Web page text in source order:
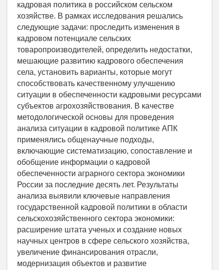
кадровая политика в российском сельском
хозяйстве. В рамках исследования решались
следующие задачи: проследить изменения в
кадровом потенциале сельских
товаропроизводителей, определить недостатки,
мешающие развитию кадрового обеспечения
села, установить варианты, которые могут
способствовать качественному улучшению
ситуации в обеспеченности кадровыми ресурсами
субъектов агрохозяйствования. В качестве
методологической основы для проведения
анализа ситуации в кадровой политике АПК
применялись общенаучные подходы,
включающие систематизацию, сопоставление и
обобщение информации о кадровой
обеспеченности аграрного сектора экономики
России за последние десять лет. Результаты
анализа выявили ключевые направления
государственной кадровой политики в области
сельскохозяйственного сектора экономики:
расширение штата ученых и создание новых
научных центров в сфере сельского хозяйства,
увеличение финансирования отрасли,
модернизация объектов и развитие